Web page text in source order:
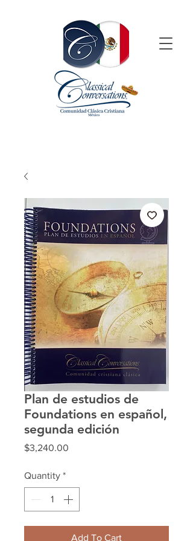
Plan de estudios de
Foundations en español,
segunda edición
$3,240.00
Quantity *
Add To Cart